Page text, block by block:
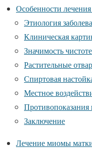
Особенности
Этиология
Клиническая
Значимость
Растительные
Спиртовая
Местное
Заключение
Лечение миомы